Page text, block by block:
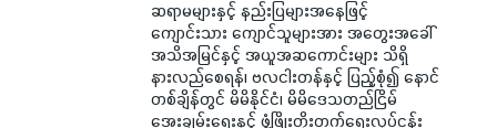
ဆရာမများနှင့် နည်းပြများအနေဖြင့်
ကျောင်းသား ကျောင်သူများအား အတွေးအခေါ်
အသိအမြင်နှင့် အယူအဆကောင်းများ သိရှိ
နားလည်စေရန်၊ ဗလငါးတန်နှင့် ပြည့်စုံ၍ နောင်
တစ်ချိန်တွင် မိမိနိုင်ငံ၊ မိမိဒေသတည်ငြိမ်
အေးချမ်းရေးနှင့် ဖွံ့ဖြိုးတိုးတက်ရေးလုပ်ငန်း